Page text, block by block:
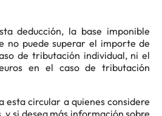
deducción, la base imponible
no puede superar el importe de
de tributación individual, ni el
en el caso de tributación
esta circular a quienes considere
y si desea más información sobre